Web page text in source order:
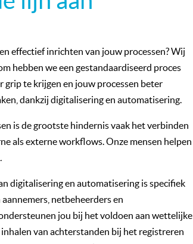
effectief inrichten van jouw processen? Wij
hebben we een gestandaardiseerd proces
te krijgen en jouw processen beter
dankzij digitalisering en automatisering.
is de grootste hindernis vaak het verbinden
als externe workflows. Onze mensen helpen
digitalisering en automatisering is specifiek
netbeheerders en
jou bij het voldoen aan wettelijke
van achterstanden bij het registreren